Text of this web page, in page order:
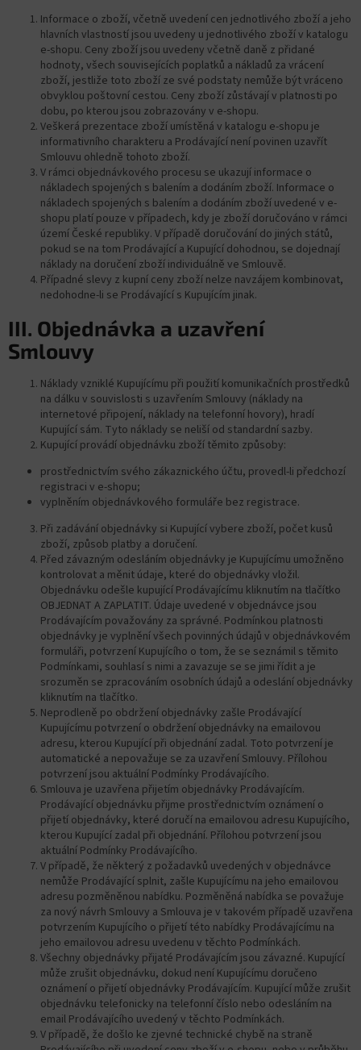
Informace o zboží, včetně uvedení cen jednotlivého zboží a jeho
hlavních vlastností jsou uvedeny u jednotlivého zboží v katalogu
e-shopu. Ceny zboží jsou uvedeny včetně daně z přidané
hodnoty, všech souvisejících poplatků a nákladů za vrácení
zboží, jestliže toto zboží ze své podstaty nemůže být vráceno
obvyklou poštovní cestou. Ceny zboží zůstávají v platnosti po
dobu, po kterou jsou zobrazovány v e-shopu.
Veškerá prezentace zboží umístěná v katalogu e-shopu je
informativního charakteru a Prodávající není povinen uzavřít
Smlouvu ohledně tohoto zboží.
V rámci objednávkového procesu se ukazují informace o
nákladech spojených s balením a dodáním zboží. Informace o
nákladech spojených s balením a dodáním zboží uvedené v e-
shopu platí pouze v případech, kdy je zboží doručováno v rámci
území České republiky. V případě doručování do jiných států,
pokud se na tom Prodávající a Kupující dohodnou, se dojednají
náklady na doručení zboží individuálně ve Smlouvě.
Případné slevy z kupní ceny zboží nelze navzájem kombinovat,
nedohodne-li se Prodávající s Kupujícím jinak.
III. Objednávka a uzavření
Smlouvy
Náklady vzniklé Kupujícímu při použití komunikačních prostředků
na dálku v souvislosti s uzavřením Smlouvy (náklady na
internetové připojení, náklady na telefonní hovory), hradí
Kupující sám. Tyto náklady se neliší od standardní sazby.
Kupující provádí objednávku zboží těmito způsoby:
prostřednictvím svého zákaznického účtu, provedl-li předchozí
registraci v e-shopu;
vyplněním objednávkového formuláře bez registrace.
Při zadávání objednávky si Kupující vybere zboží, počet kusů
zboží, způsob platby a doručení.
Před závazným odesláním objednávky je Kupujícímu umožněno
kontrolovat a měnit údaje, které do objednávky vložil.
Objednávku odešle kupující Prodávajícímu kliknutím na tlačítko
OBJEDNAT A ZAPLATIT. Údaje uvedené v objednávce jsou
Prodávajícím považovány za správné. Podmínkou platnosti
objednávky je vyplnění všech povinných údajů v objednávkovém
formuláři, potvrzení Kupujícího o tom, že se seznámil s těmito
Podmínkami, souhlasí s nimi a zavazuje se se jimi řídit a je
srozuměn se zpracováním osobních údajů a odeslání objednávky
kliknutím na tlačítko.
Neprodleně po obdržení objednávky zašle Prodávající
Kupujícímu potvrzení o obdržení objednávky na emailovou
adresu, kterou Kupující při objednání zadal. Toto potvrzení je
automatické a nepovažuje se za uzavření Smlouvy. Přílohou
potvrzení jsou aktuální Podmínky Prodávajícího.
Smlouva je uzavřena přijetím objednávky Prodávajícím.
Prodávající objednávku přijme prostřednictvím oznámení o
přijetí objednávky, které doručí na emailovou adresu Kupujícího,
kterou Kupující zadal při objednání. Přílohou potvrzení jsou
aktuální Podmínky Prodávajícího.
V případě, že některý z požadavků uvedených v objednávce
nemůže Prodávající splnit, zašle Kupujícímu na jeho emailovou
adresu pozměněnou nabídku. Pozměněná nabídka se považuje
za nový návrh Smlouvy a Smlouva je v takovém případě uzavřena
potvrzením Kupujícího o přijetí této nabídky Prodávajícímu na
jeho emailovou adresu uvedenu v těchto Podmínkách.
Všechny objednávky přijaté Prodávajícím jsou závazné. Kupující
může zrušit objednávku, dokud není Kupujícímu doručeno
oznámení o přijetí objednávky Prodávajícím. Kupující může zrušit
objednávku telefonicky na telefonní číslo nebo odesláním na
email Prodávajícího uvedený v těchto Podmínkách.
V případě, že došlo ke zjevné technické chybě na straně